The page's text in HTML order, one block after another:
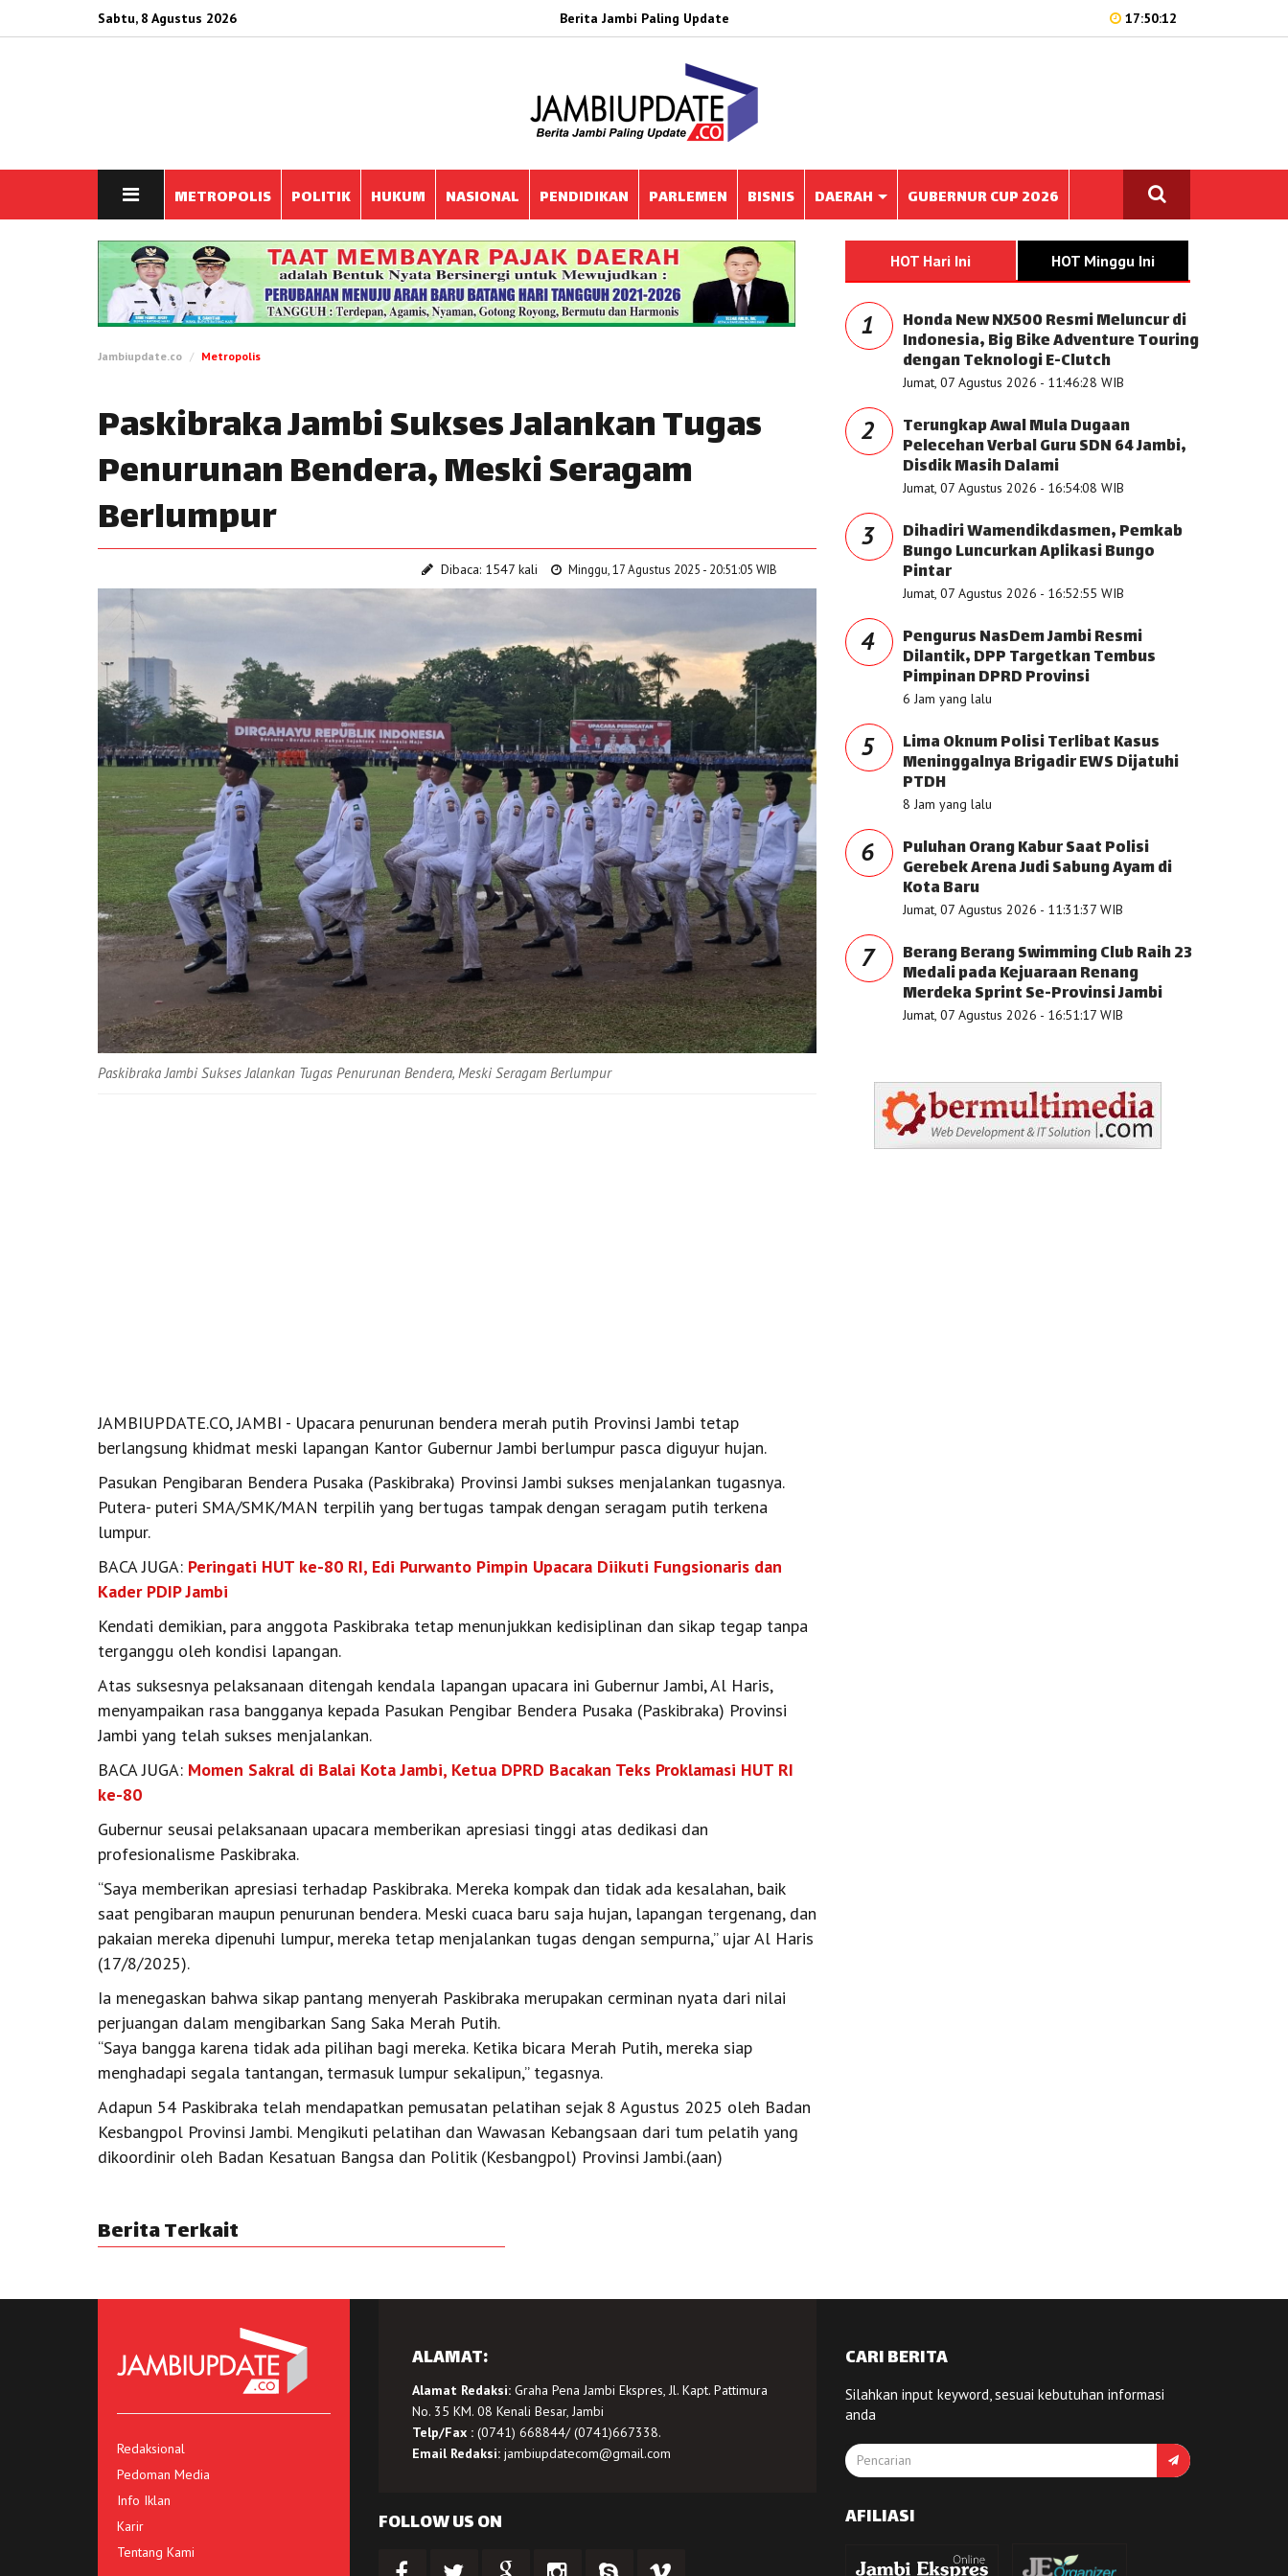
Sabtu, 8 Agustus 2026 Berita Jambi Paling Update 17:50:12
METROPOLIS POLITIK HUKUM NASIONAL PENDIDIKAN PARLEMEN BISNIS DAERAH GUBERNUR CUP 2026
Jambiupdate.co Metropolis
Paskibraka Jambi Sukses Jalankan Tugas
Penurunan Bendera, Meski Seragam
Berlumpur
Dibaca: 1547 kali Minggu, 17 Agustus 2025 - 20:51:05 WIB
Paskibraka Jambi Sukses Jalankan Tugas Penurunan Bendera, Meski Seragam Berlumpur
JAMBIUPDATE.CO, JAMBI - Upacara penurunan bendera merah putih Provinsi Jambi tetap
berlangsung khidmat meski lapangan Kantor Gubernur Jambi berlumpur pasca diguyur hujan.
Pasukan Pengibaran Bendera Pusaka (Paskibraka) Provinsi Jambi sukses menjalankan tugasnya.
Putera- puteri SMA/SMK/MAN terpilih yang bertugas tampak dengan seragam putih terkena
lumpur.
BACA JUGA: Peringati HUT ke-80 RI, Edi Purwanto Pimpin Upacara Diikuti Fungsionaris dan
Kader PDIP Jambi
Kendati demikian, para anggota Paskibraka tetap menunjukkan kedisiplinan dan sikap tegap tanpa
terganggu oleh kondisi lapangan.
Atas suksesnya pelaksanaan ditengah kendala lapangan upacara ini Gubernur Jambi, Al Haris,
menyampaikan rasa bangganya kepada Pasukan Pengibar Bendera Pusaka (Paskibraka) Provinsi
Jambi yang telah sukses menjalankan.
BACA JUGA: Momen Sakral di Balai Kota Jambi, Ketua DPRD Bacakan Teks Proklamasi HUT RI
ke-80
Gubernur seusai pelaksanaan upacara memberikan apresiasi tinggi atas dedikasi dan
profesionalisme Paskibraka.
“Saya memberikan apresiasi terhadap Paskibraka. Mereka kompak dan tidak ada kesalahan, baik
saat pengibaran maupun penurunan bendera. Meski cuaca baru saja hujan, lapangan tergenang, dan
pakaian mereka dipenuhi lumpur, mereka tetap menjalankan tugas dengan sempurna,” ujar Al Haris
(17/8/2025).
Ia menegaskan bahwa sikap pantang menyerah Paskibraka merupakan cerminan nyata dari nilai
perjuangan dalam mengibarkan Sang Saka Merah Putih.
“Saya bangga karena tidak ada pilihan bagi mereka. Ketika bicara Merah Putih, mereka siap
menghadapi segala tantangan, termasuk lumpur sekalipun,” tegasnya.
Adapun 54 Paskibraka telah mendapatkan pemusatan pelatihan sejak 8 Agustus 2025 oleh Badan
Kesbangpol Provinsi Jambi. Mengikuti pelatihan dan Wawasan Kebangsaan dari tum pelatih yang
dikoordinir oleh Badan Kesatuan Bangsa dan Politik (Kesbangpol) Provinsi Jambi.(aan)
Berita Terkait
HOT Hari Ini HOT Minggu Ini
1 Honda New NX500 Resmi Meluncur di
Indonesia, Big Bike Adventure Touring
dengan Teknologi E-Clutch
Jumat, 07 Agustus 2026 - 11:46:28 WIB
2 Terungkap Awal Mula Dugaan
Pelecehan Verbal Guru SDN 64 Jambi,
Disdik Masih Dalami
Jumat, 07 Agustus 2026 - 16:54:08 WIB
3 Dihadiri Wamendikdasmen, Pemkab
Bungo Luncurkan Aplikasi Bungo
Pintar
Jumat, 07 Agustus 2026 - 16:52:55 WIB
4 Pengurus NasDem Jambi Resmi
Dilantik, DPP Targetkan Tembus
Pimpinan DPRD Provinsi
6 Jam yang lalu
5 Lima Oknum Polisi Terlibat Kasus
Meninggalnya Brigadir EWS Dijatuhi
PTDH
8 Jam yang lalu
6 Puluhan Orang Kabur Saat Polisi
Gerebek Arena Judi Sabung Ayam di
Kota Baru
Jumat, 07 Agustus 2026 - 11:31:37 WIB
7 Berang Berang Swimming Club Raih 23
Medali pada Kejuaraan Renang
Merdeka Sprint Se-Provinsi Jambi
Jumat, 07 Agustus 2026 - 16:51:17 WIB
Redaksional
Pedoman Media
Info Iklan
Karir
Tentang Kami
ALAMAT:
Alamat Redaksi:Graha Pena Jambi Ekspres, Jl. Kapt. Pattimura
No. 35 KM. 08 Kenali Besar, Jambi
Telp/Fax :(0741) 668844/ (0741)667338.
Email Redaksi: jambiupdatecom@gmail.com
FOLLOW US ON
CARI BERITA
Silahkan input keyword, sesuai kebutuhan informasi
anda
AFILIASI